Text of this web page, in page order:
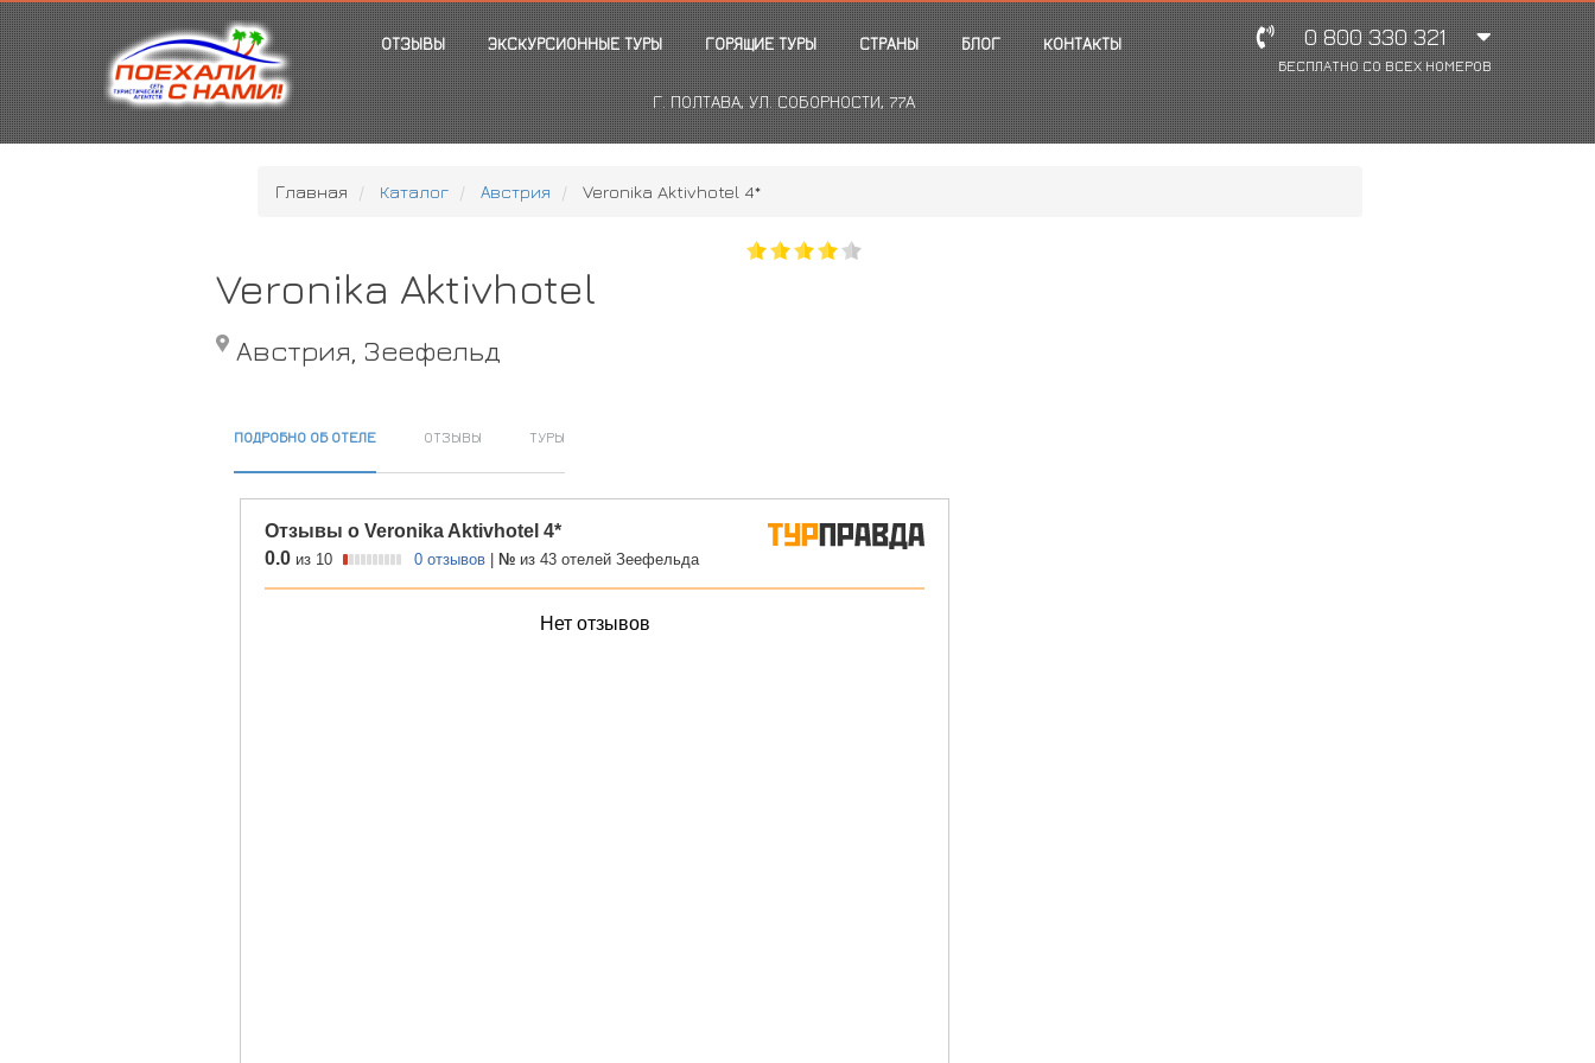
ОТЗЫВЫ ЭКСКУРСИОННЫЕ ТУРЫ ГОРЯЩИЕ ТУРЫ СТРАНЫ БЛОГ КОНТАКТЫ
Г. ПОЛТАВА, УЛ. СОБОРНОСТИ, 77А
0 800 330 321
БЕСПЛАТНО СО ВСЕХ НОМЕРОВ
Главная Каталог Австрия Veronika Aktivhotel 4*
Veronika Aktivhotel
Австрия, Зеефельд
ПОДРОБНО ОБ ОТЕЛЕ ОТЗЫВЫ ТУРЫ